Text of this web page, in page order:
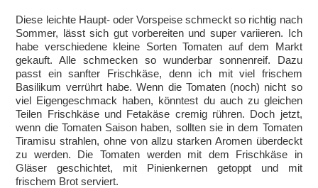
Diese leichte Haupt- oder Vorspeise schmeckt so richtig nach
Sommer, lässt sich gut vorbereiten und super variieren. Ich
habe verschiedene kleine Sorten Tomaten auf dem Markt
gekauft. Alle schmecken so wunderbar sonnenreif. Dazu
passt ein sanfter Frischkäse, denn ich mit viel frischem
Basilikum verrührt habe. Wenn die Tomaten (noch) nicht so
viel Eigengeschmack haben, könntest du auch zu gleichen
Teilen Frischkäse und Fetakäse cremig rühren. Doch jetzt,
wenn die Tomaten Saison haben, sollten sie in dem Tomaten
Tiramisu strahlen, ohne von allzu starken Aromen überdeckt
zu werden. Die Tomaten werden mit dem Frischkäse in
Gläser geschichtet, mit Pinienkernen getoppt und mit
frischem Brot serviert.